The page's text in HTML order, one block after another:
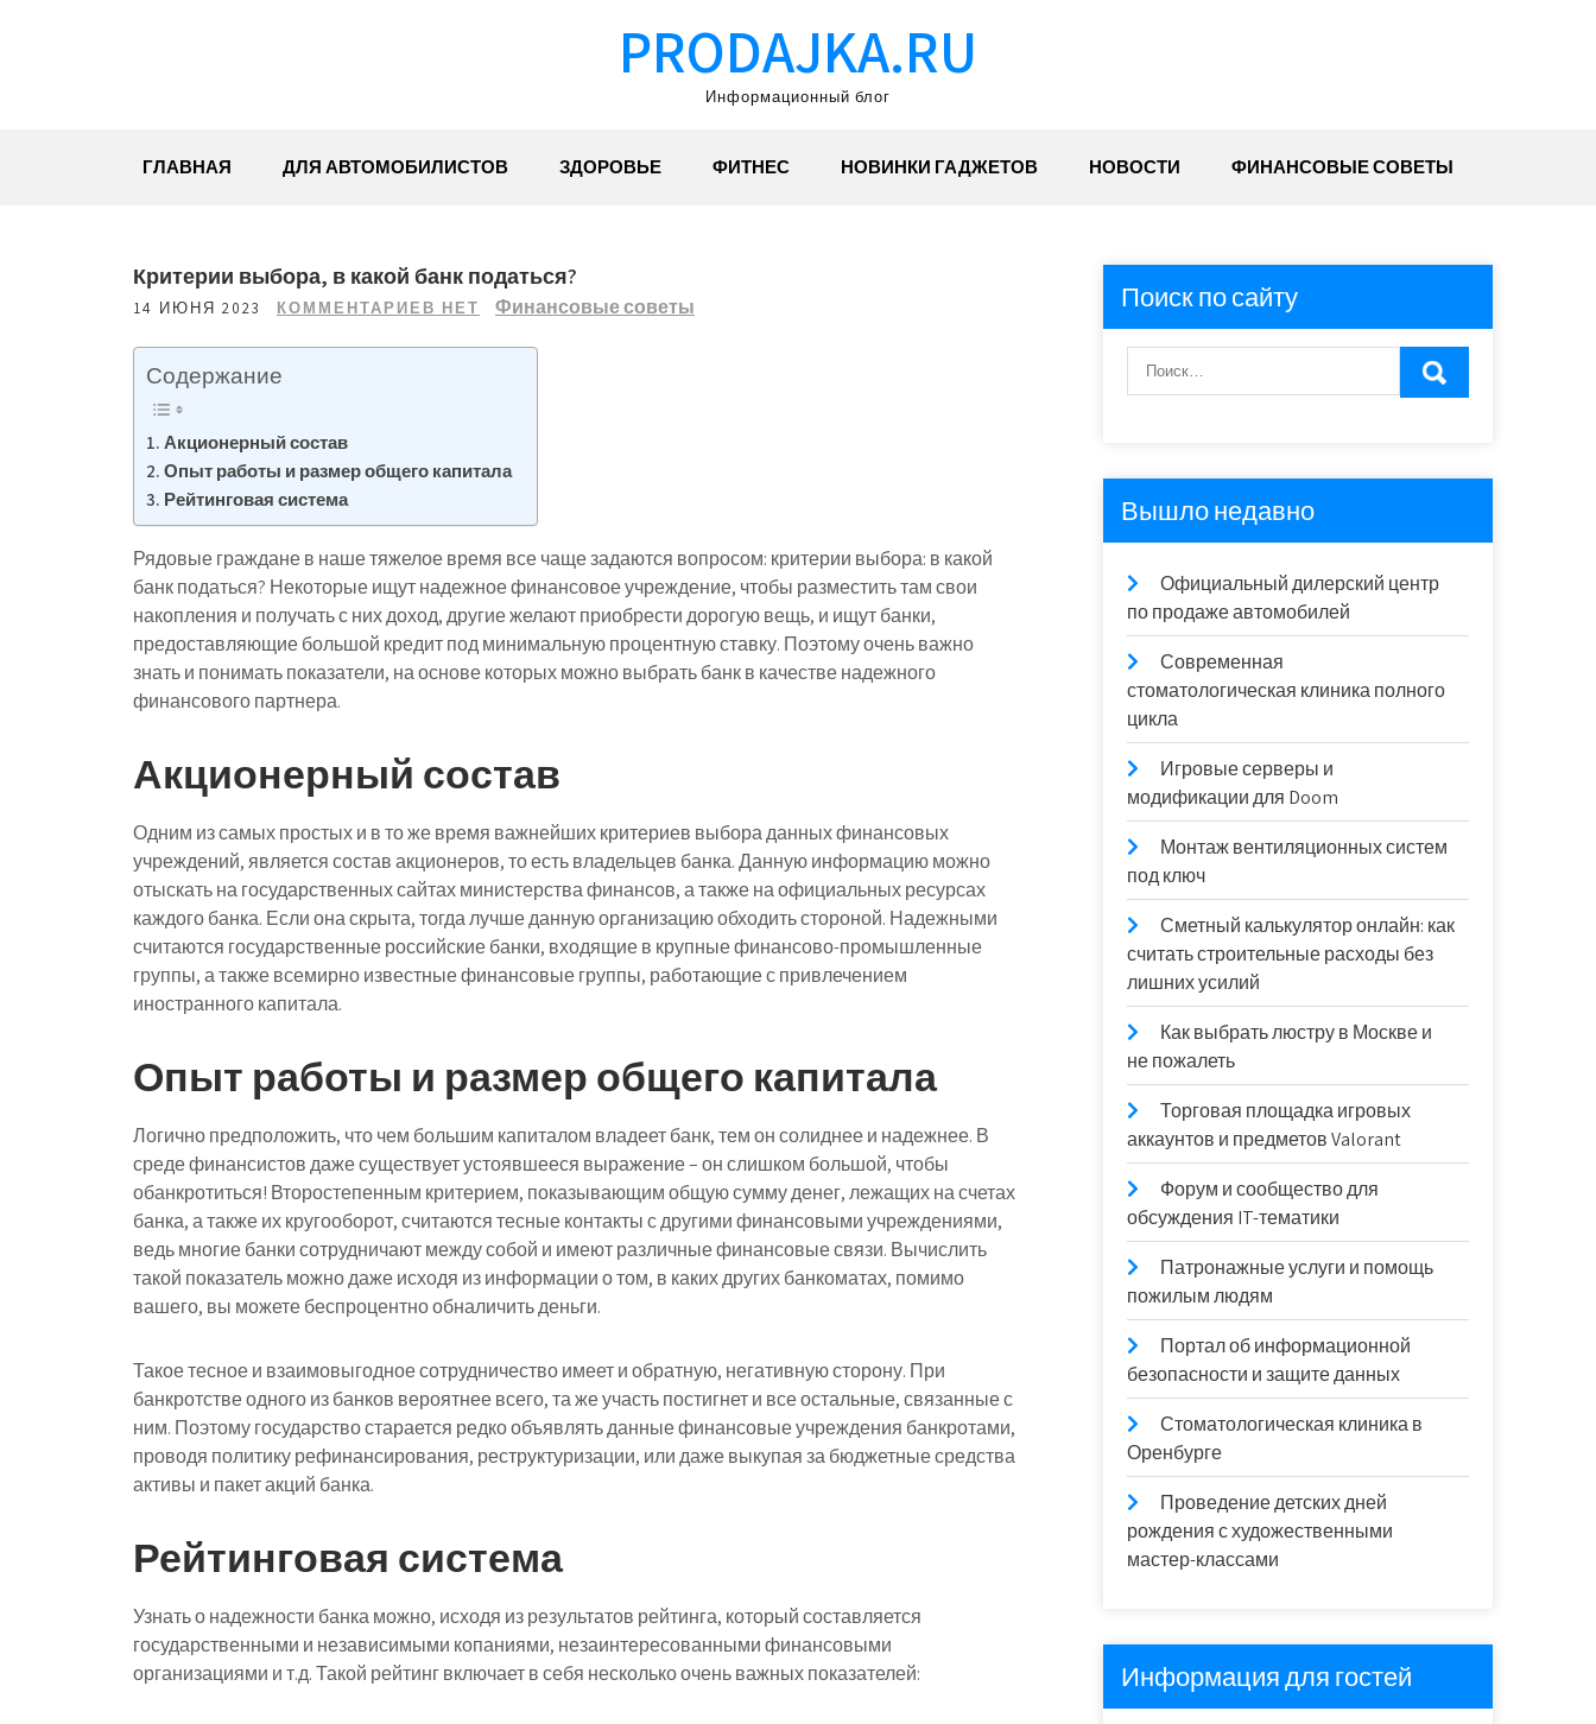
PRODAJKA.RU
Информационный блог
ГЛАВНАЯ ДЛЯ АВТОМОБИЛИСТОВ ЗДОРОВЬЕ ФИТНЕС НОВИНКИ ГАДЖЕТОВ НОВОСТИ ФИНАНСОВЫЕ СОВЕТЫ
Критерии выбора, в какой банк податься?
14 ИЮНЯ 2023 КОММЕНТАРИЕВ НЕТ Финансовые советы
Содержание
Акционерный состав
Опыт работы и размер общего капитала
Рейтинговая система
Рядовые граждане в наше тяжелое время все чаще задаются вопросом: критерии выбора: в какой
банк податься? Некоторые ищут надежное финансовое учреждение, чтобы разместить там свои
накопления и получать с них доход, другие желают приобрести дорогую вещь, и ищут банки,
предоставляющие большой кредит под минимальную процентную ставку. Поэтому очень важно
знать и понимать показатели, на основе которых можно выбрать банк в качестве надежного
финансового партнера.
Акционерный состав
Одним из самых простых и в то же время важнейших критериев выбора данных финансовых
учреждений, является состав акционеров, то есть владельцев банка. Данную информацию можно
отыскать на государственных сайтах министерства финансов, а также на официальных ресурсах
каждого банка. Если она скрыта, тогда лучше данную организацию обходить стороной. Надежными
считаются государственные российские банки, входящие в крупные финансово-промышленные
группы, а также всемирно известные финансовые группы, работающие с привлечением
иностранного капитала.
Опыт работы и размер общего капитала
Логично предположить, что чем большим капиталом владеет банк, тем он солиднее и надежнее. В
среде финансистов даже существует устоявшееся выражение – он слишком большой, чтобы
обанкротиться! Второстепенным критерием, показывающим общую сумму денег, лежащих на счетах
банка, а также их кругооборот, считаются тесные контакты с другими финансовыми учреждениями,
ведь многие банки сотрудничают между собой и имеют различные финансовые связи. Вычислить
такой показатель можно даже исходя из информации о том, в каких других банкоматах, помимо
вашего, вы можете беспроцентно обналичить деньги.
Такое тесное и взаимовыгодное сотрудничество имеет и обратную, негативную сторону. При
банкротстве одного из банков вероятнее всего, та же участь постигнет и все остальные, связанные с
ним. Поэтому государство старается редко объявлять данные финансовые учреждения банкротами,
проводя политику рефинансирования, реструктуризации, или даже выкупая за бюджетные средства
активы и пакет акций банка.
Рейтинговая система
Узнать о надежности банка можно, исходя из результатов рейтинга, который составляется
государственными и независимыми копаниями, незаинтересованными финансовыми
организациями и т.д. Такой рейтинг включает в себя несколько очень важных показателей:
Поиск по сайту
Вышло недавно
Официальный дилерский центр
по продаже автомобилей
Современная
стоматологическая клиника полного
цикла
Игровые серверы и
модификации для Doom
Монтаж вентиляционных систем
под ключ
Сметный калькулятор онлайн: как
считать строительные расходы без
лишних усилий
Как выбрать люстру в Москве и
не пожалеть
Торговая площадка игровых
аккаунтов и предметов Valorant
Форум и сообщество для
обсуждения IT-тематики
Патронажные услуги и помощь
пожилым людям
Портал об информационной
безопасности и защите данных
Стоматологическая клиника в
Оренбурге
Проведение детских дней
рождения с художественными
мастер-классами
Информация для гостей